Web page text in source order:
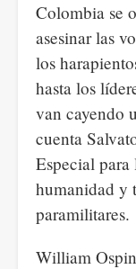
Colombia se
asesinar las
los
hasta los
van cayendo
cuenta
Especial para
humanidad y
paramilitares.
William